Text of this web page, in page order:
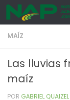
Skip to
MAÍZ
Las lluvias
maíz
POR GABRIEL QUAIZEL